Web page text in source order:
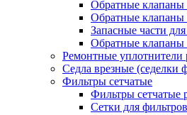
Обратные клапаны
Обратные
Запасные части
Обратные
Ремонтные
Седла врезные (седелки
Фильтры сетчатые
Фильтры сетчатые
Сетки для